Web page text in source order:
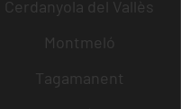
Cerdanyola del Vallès
Montmeló
Tagamanent